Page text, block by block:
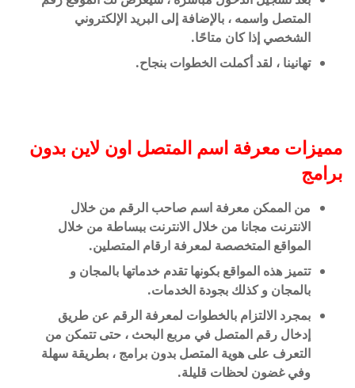
المتصل واسمه ، بالإضافة إلى البريد الإلكتروني
الشخصي إذا كان متاحًا.
تهانينا ، لقد أكملت الخطوات بنجاح.
مميزات معرفة اسم المتصل اون لاين بدون
برامج
من الممكن معرفة اسم صاحب الرقم من خلال
الانترنت مجانا من خلال الانترنت ببساطة من خلال
المواقع المتخصصة لمعرفة ارقام المتصلين.
تتميز هذه المواقع بكونها تقدم خدماتها بالمجان و
بالمجان و كذلك بجودة الخدمات.
بمجرد الالتزام بالخطوات لمعرفة الرقم عن طريق
إدخال رقم المتصل في مربع البحث ، حتى تتمكن من
التعرف على هوية المتصل بدون برامج ، بطريقة سهلة
وفي غضون لحظات قليلة.